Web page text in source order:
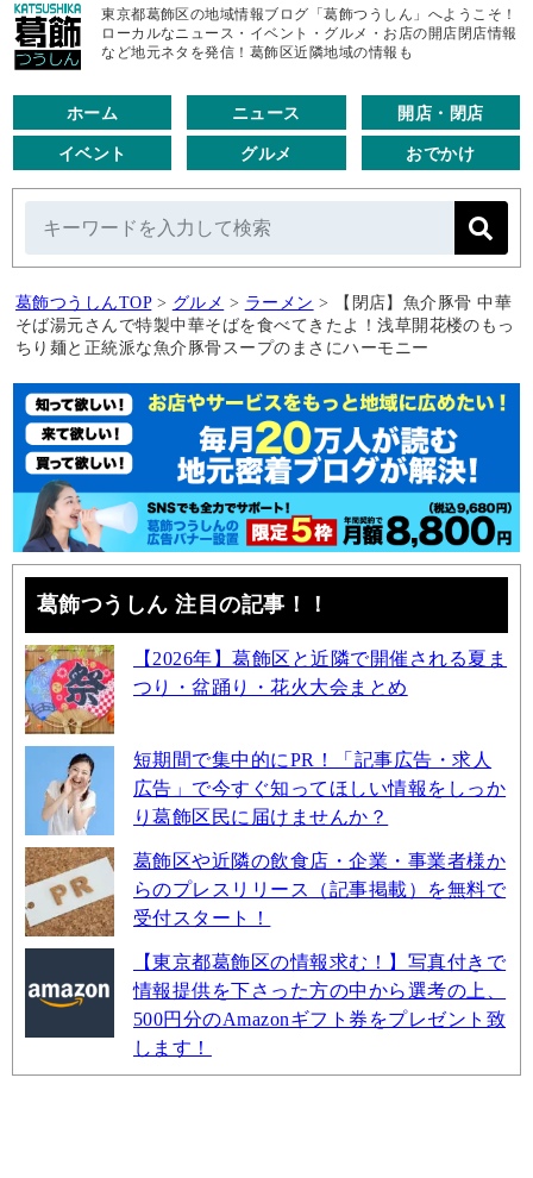
東京都葛飾区の地域情報ブログ「葛飾つうしん」へようこそ！
ローカルなニュース・イベント・グルメ・お店の開店閉店情報
など地元ネタを発信！葛飾区近隣地域の情報も
ホーム ニュース 開店・閉店
イベント グルメ おでかけ
葛飾つうしんTOP > グルメ > ラーメン >
【閉店】魚介豚骨 中華
そば湯元さんで特製中華そばを食べてきたよ！浅草開花楼のもっ
ちり麺と正統派な魚介豚骨スープのまさにハーモニー
葛飾つうしん 注目の記事！！
【2026年】葛飾区と近隣で開催される夏ま
つり・盆踊り・花火大会まとめ
短期間で集中的にPR！「記事広告・求人
広告」で今すぐ知ってほしい情報をしっか
り葛飾区民に届けませんか？
葛飾区や近隣の飲食店・企業・事業者様か
らのプレスリリース（記事掲載）を無料で
受付スタート！
【東京都葛飾区の情報求む！】写真付きで
情報提供を下さった方の中から選考の上、
500円分のAmazonギフト券をプレゼント致
します！